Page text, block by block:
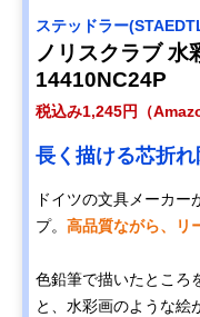
ステッドラー
ノリスクラブ 水
14410NC24P
税込み1,245円（
長く描ける芯折
ドイツの文具メーカー
プ。 高品質ながら、リ
色鉛筆で描いたところ
と、水彩画のような絵